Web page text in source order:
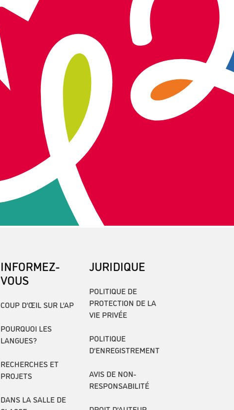
INFORMEZ-
VOUS
COUP D’ŒIL SUR L’AP
POURQUOI LES
LANGUES?
RECHERCHES ET
PROJETS
DANS LA SALLE DE
JURIDIQUE
POLITIQUE DE
PROTECTION DE LA
VIE PRIVÉE
POLITIQUE
D’ENREGISTREMENT
AVIS DE NON-
RESPONSABILITÉ